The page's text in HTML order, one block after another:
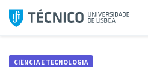
Saltar
para
CIÊNCIA E TECNOLOGIA